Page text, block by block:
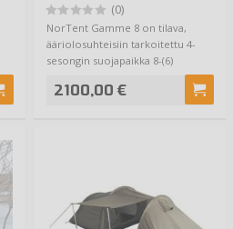
(0)
NorTent Gamme 8 on tilava,
ääriolosuhteisiin tarkoitettu 4-
sesongin suojapaikka 8-(6)
2100,00 €